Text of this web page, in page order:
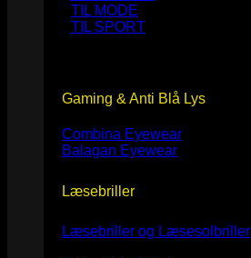
TIL MODE
TIL SPORT
Gaming & Anti Blå Lys
Combina Eyewear
Balagan Eyewear
Læsebriller
Læsebriller og Læsesolbriller